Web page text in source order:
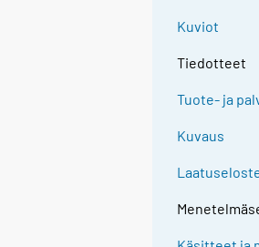
Kuviot
Tiedotteet
Tuote- ja
Kuvaus